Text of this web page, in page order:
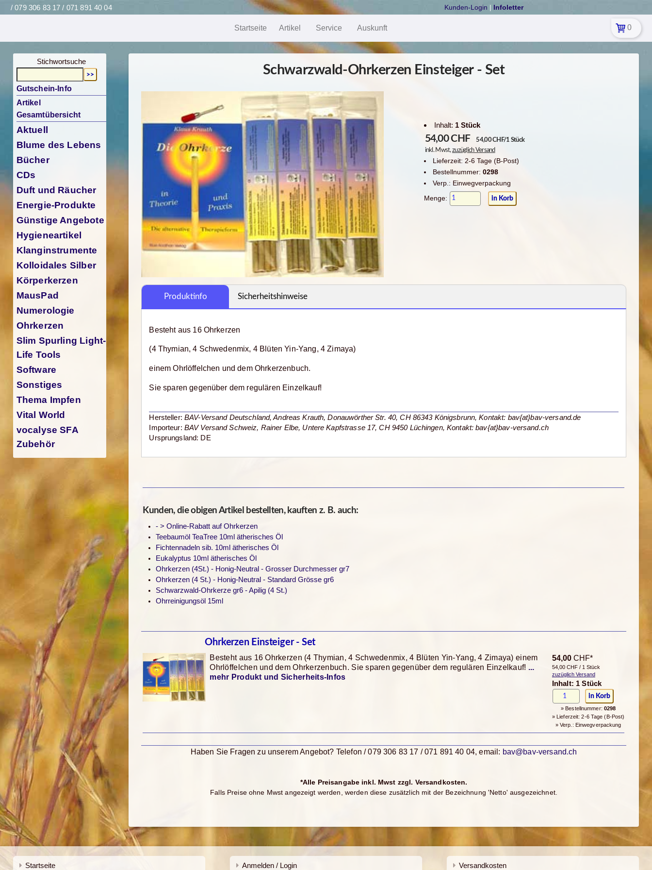
/ 079 306 83 17 / 071 891 40 04 Kunden-Login | Infoletter
Startseite Artikel Service Auskunft 0
Schwarzwald-Ohrkerzen Einsteiger - Set
Inhalt: 1 Stück
54,00CHF
54,00 CHF/1 Stück
inkl. Mwst,zuzüglich Versand
Lieferzeit: 2-6 Tage (B-Post)
Bestellnummer:0298
Verp.: Einwegverpackung
Menge:
Produktinfo Sicherheitshinweise
Besteht aus 16 Ohrkerzen
(4 Thymian, 4 Schwedenmix, 4 Blüten Yin-Yang, 4 Zimaya)
einem Ohrlöffelchen und dem Ohrkerzenbuch.
Sie sparen gegenüber dem regulären Einzelkauf!
Hersteller: BAV-Versand Deutschland, Andreas Krauth, Donauwörther Str. 40, CH 86343 Königsbrunn, Kontakt: bav{at}bav-versand.de
Importeur: BAV Versand Schweiz, Rainer Elbe, Untere Kapfstrasse 17, CH 9450 Lüchingen, Kontakt: bav{at}bav-versand.ch
Ursprungsland: DE
Kunden, die obigen Artikel bestellten, kauften z. B. auch:
- > Online-Rabatt auf Ohrkerzen
Teebaumöl TeaTree 10ml ätherisches Öl
Fichtennadeln sib. 10ml ätherisches Öl
Eukalyptus 10ml ätherisches Öl
Ohrkerzen (4St.) - Honig-Neutral - Grosser Durchmesser gr7
Ohrkerzen (4 St.) - Honig-Neutral - Standard Grösse gr6
Schwarzwald-Ohrkerze gr6 - Apilig (4 St.)
Ohrreinigungsöl 15ml
Ohrkerzen Einsteiger - Set
54,00CHF*
54,00 CHF / 1 Stück
zuzüglich Versand
Inhalt: 1 Stück
» Bestellnummer: 0298
» Lieferzeit: 2-6 Tage (B-Post)
» Verp.: Einwegverpackung
Besteht aus 16 Ohrkerzen (4 Thymian, 4 Schwedenmix, 4 Blüten Yin-Yang, 4 Zimaya) einem
Ohrlöffelchen und dem Ohrkerzenbuch. Sie sparen gegenüber dem regulären Einzelkauf! ...
mehr Produkt und Sicherheits-Infos
Haben Sie Fragen zu unserem Angebot? Telefon / 079 306 83 17 / 071 891 40 04, email: bav@bav-versand.ch
*Alle Preisangabe inkl. Mwst zzgl. Versandkosten.
Falls Preise ohne Mwst angezeigt werden, werden diese zusätzlich mit der Bezeichnung 'Netto' ausgezeichnet.
Stichwortsuche
Gutschein-Info
Artikel
Gesamtübersicht
Aktuell
Blume des Lebens
Bücher
CDs
Duft und Räucher
Energie-Produkte
Günstige Angebote
Hygieneartikel
Klanginstrumente
Kolloidales Silber
Körperkerzen
MausPad
Numerologie
Ohrkerzen
Slim Spurling Light-
Life Tools
Software
Sonstiges
Thema Impfen
Vital World
vocalyse SFA
Zubehör
Startseite Anmelden / Login Versandkosten